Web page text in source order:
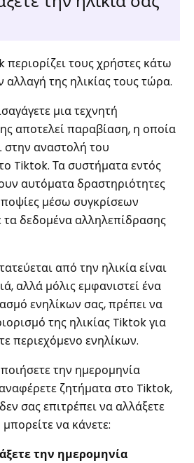
τους χρήστες κάτω
της ηλικίας τους τώρα.
μια τεχνητή
αποτελεί παραβίαση, η οποία
στην αναστολή του
Tiktok. Τα συστήματα εντός
αυτόματα δραστηριότητες
μέσω συγκρίσεων
τα δεδομένα αλληλεπίδρασης
από την ηλικία είναι
αλλά μόλις εμφανιστεί ένα
ενηλίκων σας, πρέπει να
της ηλικίας Tiktok για
περιεχόμενο ενηλίκων.
την ημερομηνία
ζητήματα στο Tiktok,
σας επιτρέπει να αλλάξετε
να κάνετε:
την ημερομηνία